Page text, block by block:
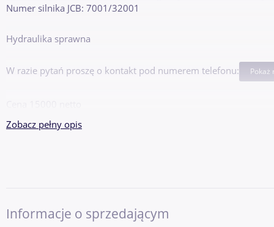
Numer silnika JCB: 7001/32001
Hydraulika sprawna
W razie pytań proszę o kontakt pod numerem telefonu: Pokaż
Zobacz pełny opis
Informacje o sprzedającym